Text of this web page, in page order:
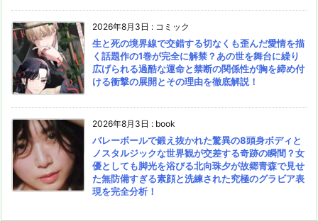
2026年8月3日 : コミック
生と死の境界線で交錯する切なくも歪んだ愛情を描
く話題作の1巻が完全に解禁？あの世を舞台に繰り
広げられる過酷な運命と禁断の関係性が胸を締め付
ける衝撃の展開とその理由を徹底解説！
2026年8月3日 : book
バレーボールで鍛え抜かれた驚異の8頭身ボディと
ノスタルジックな世界観が交差する奇跡の瞬間？女
優としても脚光を浴びる北向珠夕が故郷青森で見せ
た無防備すぎる素顔と洗練された究極のグラビア表
現を完全分析！